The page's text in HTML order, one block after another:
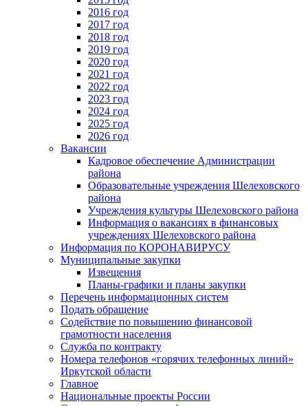
2016 год
2017 год
2018 год
2019 год
2020 год
2021 год
2022 год
2023 год
2024 год
2025 год
2026 год
Вакансии
Кадровое обеспечение Администрации
района
Образовательные учреждения Шелеховского
района
Учреждения культуры Шелеховского района
Информация о вакансиях в финансовых
учреждениях Шелеховского района
Информация по КОРОНАВИРУСУ
Муниципальные закупки
Извещения
Планы-графики и планы закупки
Перечень информационных систем
Подать обращение
Содействие по повышению финансовой
грамотности населения
Служба по контракту
Номера телефонов «горячих телефонных линий»
Иркутской области
Главное
Национальные проекты России